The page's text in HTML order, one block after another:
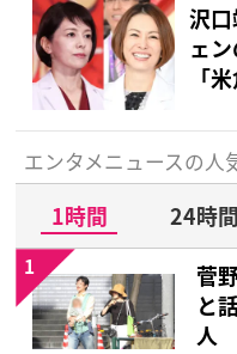
沢
ェ
「
エンタメニュースの人
1時間 24時間
菅
と
人
1